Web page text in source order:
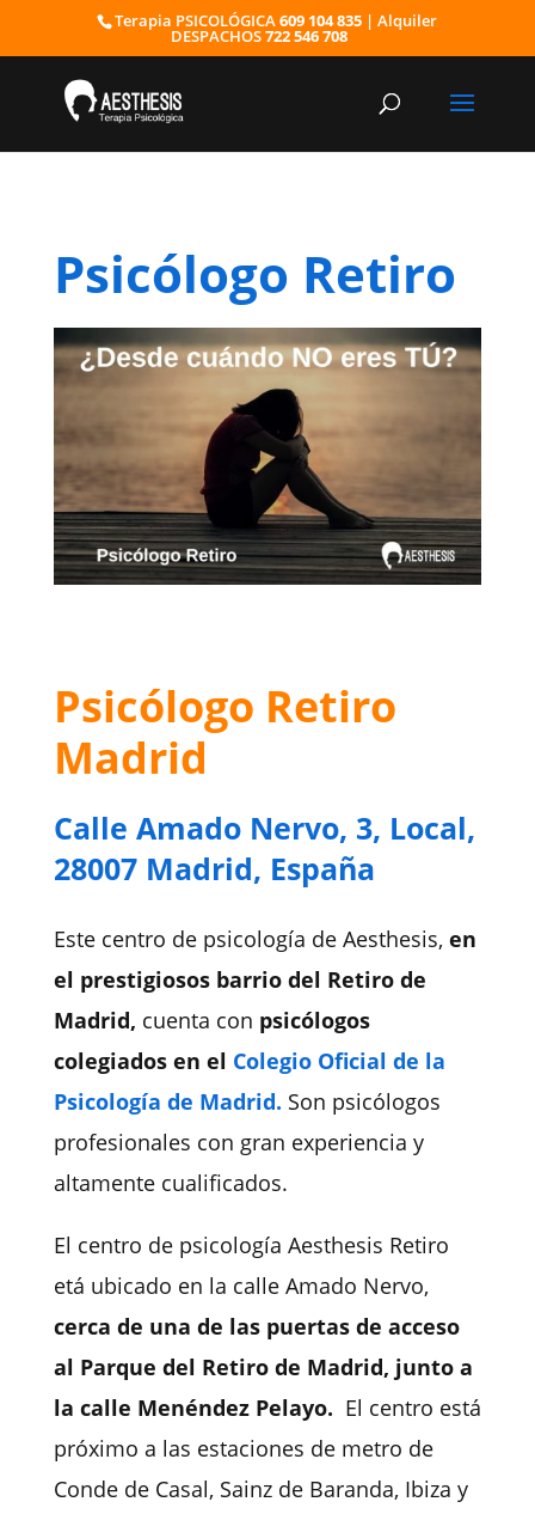
Terapia PSICOLÓGICA609 104 835 | Alquiler
DESPACHOS722 546 708
Psicólogo Retiro
Psicólogo Retiro
Madrid
Calle Amado Nervo, 3, Local,
28007 Madrid, España
Este centro de psicología de Aesthesis, en
el prestigiosos barrio del Retiro de
Madrid, cuenta con psicólogos
colegiados en el Colegio Oficial de la
Psicología de Madrid. Son psicólogos
profesionales con gran experiencia y
altamente cualificados.
El centro de psicología Aesthesis Retiro
etá ubicado en la calle Amado Nervo,
cerca de una de las puertas de acceso
al Parque del Retiro de Madrid, junto a
la calle Menéndez Pelayo. El centro está
próximo a las estaciones de metro de
Conde de Casal, Sainz de Baranda, Ibiza y